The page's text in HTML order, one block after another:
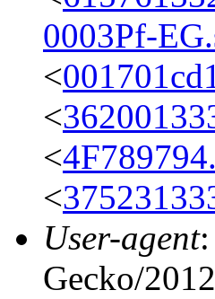
0003Pf-
<
<
<
<
User-agent
Gecko/